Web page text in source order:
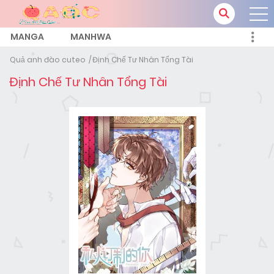
MANGA MANHWA
Quả anh đào cuteo Định Chế Tư Nhân Tổng Tài
Định Chế Tư Nhân Tổng Tài